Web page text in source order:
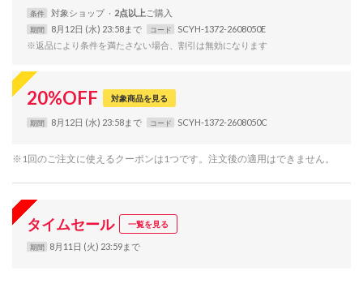
条件 対象ショップ 2点以上
期間 8月12日 (水) 23:58まで コード
SCYH-1372-2608050E
※返品により条件を満たさない場合、割引は無効になります
20%OFF 対象商品を見る
期間 8月12日 (水) 23:58まで コード SCYH-1372-2608050C
※1回のご注文に使えるクーポンは1つです。注文後の適用はできません。
タイムセール 一覧を見る
期間 8月11日 (火) 23:59まで